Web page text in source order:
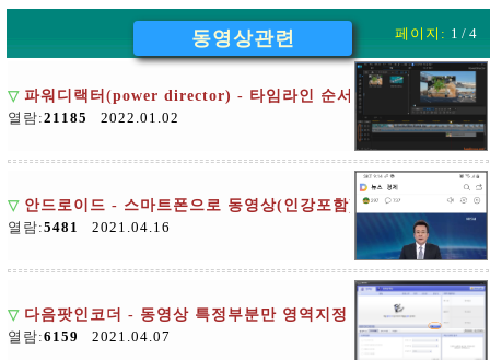
동영상관련 페이지: 1 / 4
▽ 파워디랙터(power director) - 타임라인 순서, 타임라인 설정
열람:21185 2022.01.02
▽ 안드로이드 - 스마트폰으로 동영상(인강포함) 녹화화기
열람:5481 2021.04.16
▽ 다음팟인코더 - 동영상 특정부분만 영역지정 저장하기, 자르기,
열람:6159 2021.04.07